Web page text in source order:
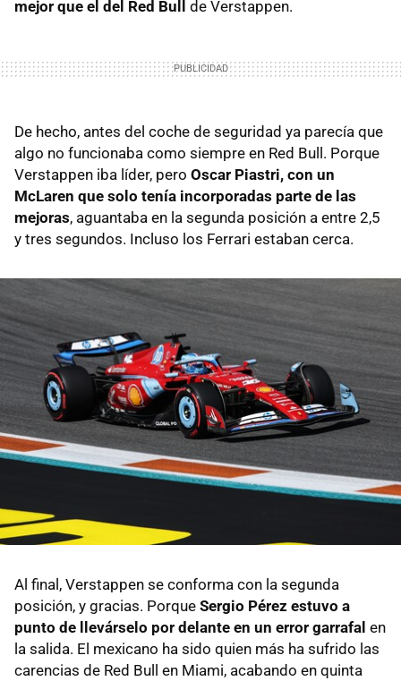
mejor que el del Red Bull de Verstappen.
De hecho, antes del coche de seguridad ya parecía que
algo no funcionaba como siempre en Red Bull. Porque
Verstappen iba líder, pero Oscar Piastri, con un
McLaren que solo tenía incorporadas parte de las
mejoras, aguantaba en la segunda posición a entre 2,5
y tres segundos. Incluso los Ferrari estaban cerca.
Al final, Verstappen se conforma con la segunda
posición, y gracias. Porque Sergio Pérez estuvo a
punto de llevárselo por delante en un error garrafal en
la salida. El mexicano ha sido quien más ha sufrido las
carencias de Red Bull en Miami, acabando en quinta